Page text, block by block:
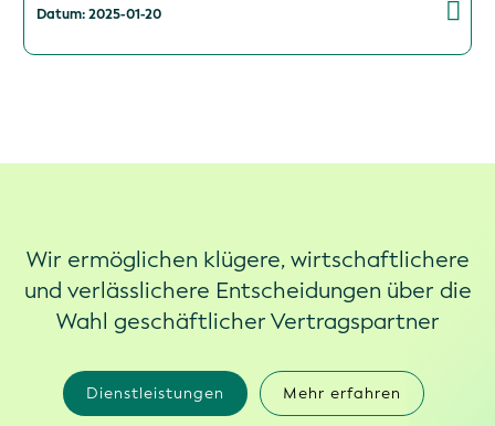
Datum: 2025-01-20
Wir ermöglichen klügere, wirtschaftlichere
und verlässlichere Entscheidungen über die
Wahl geschäftlicher Vertragspartner
Dienstleistungen Mehr erfahren